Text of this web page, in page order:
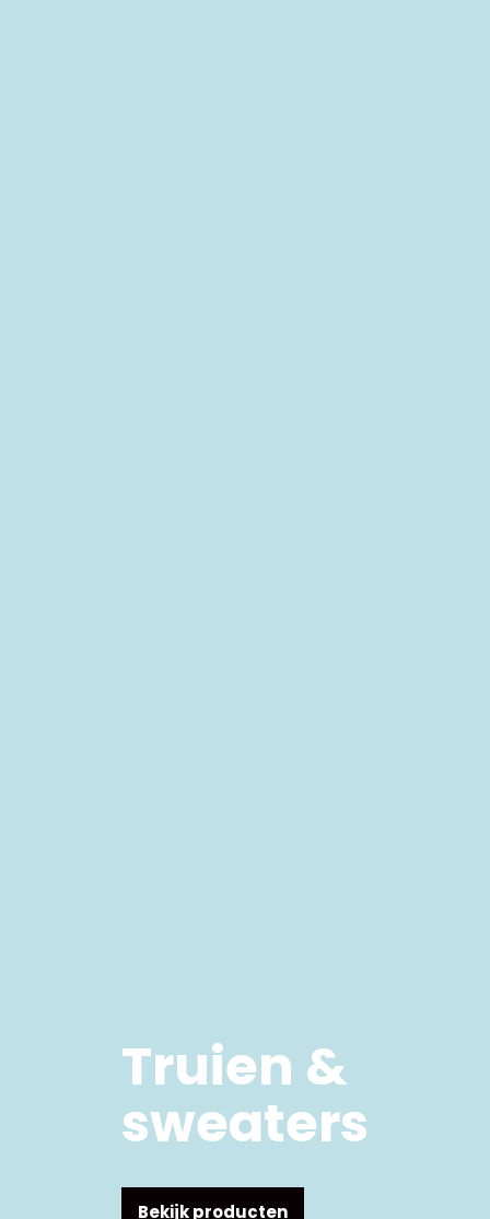
Truien &
sweaters
Bekijk producten